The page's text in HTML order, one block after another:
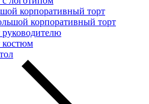
корпоративный торт
корпоративный торт
руководителю
костюм